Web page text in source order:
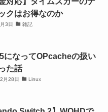
クはお得なのか
3日 雑記
になってOPcacheの扱い
た話
月28日 Linux